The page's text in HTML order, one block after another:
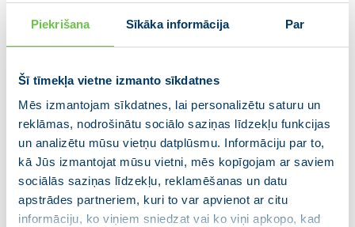
Piekrišana Sīkāka informācija Par
Šī tīmekļa vietne izmanto sīkdatnes
Mēs izmantojam sīkdatnes, lai personalizētu saturu un
reklāmas, nodrošinātu sociālo saziņas līdzekļu funkcijas
un analizētu mūsu vietņu datplūsmu. Informāciju par to,
kā Jūs izmantojat mūsu vietni, mēs kopīgojam ar saviem
sociālās saziņas līdzekļu, reklamēšanas un datu
apstrādes partneriem, kuri to var apvienot ar citu
informāciju, ko viņiem sniedzat vai ko viņi apkopo, kad
par informācijas un komunikāciju tehnoloģiju politiku.